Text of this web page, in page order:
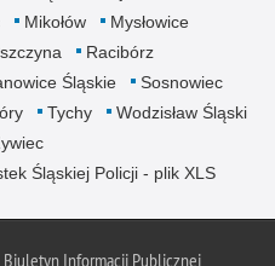
Mikołów
Mysłowice
Racibórz
Śląskie
Sosnowiec
Tychy
Wodzisław Śląski
Śląskiej Policji - plik XLS
Biuletyn Informacji Publicznej